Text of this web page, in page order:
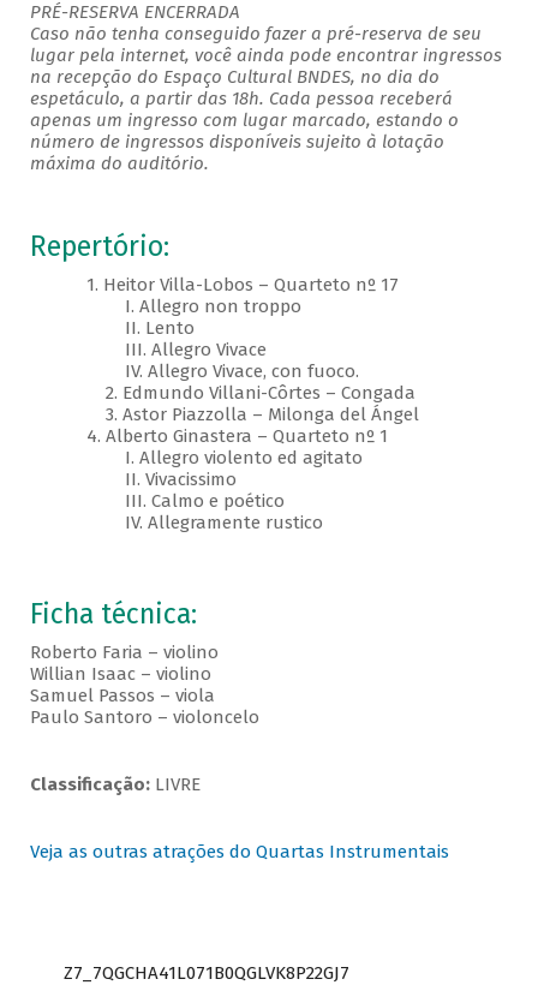
PRÉ-RESERVA ENCERRADA
Caso não tenha conseguido fazer a pré-reserva de seu
lugar pela internet, você ainda pode encontrar ingressos
na recepção do Espaço Cultural BNDES, no dia do
espetáculo, a partir das 18h. Cada pessoa receberá
apenas um ingresso com lugar marcado, estando o
número de ingressos disponíveis sujeito à lotação
máxima do auditório.
Repertório:
1. Heitor Villa-Lobos – Quarteto nº 17
I. Allegro non troppo
II. Lento
III. Allegro Vivace
IV. Allegro Vivace, con fuoco.
2. Edmundo Villani-Côrtes – Congada
3. Astor Piazzolla – Milonga del Ángel
4. Alberto Ginastera – Quarteto nº 1
I. Allegro violento ed agitato
II. Vivacissimo
III. Calmo e poético
IV. Allegramente rustico
Ficha técnica:
Roberto Faria – violino
Willian Isaac – violino
Samuel Passos – viola
Paulo Santoro – violoncelo
Classificação:LIVRE
Veja as outras atrações do Quartas Instrumentais
Z7_7QGCHA41L071B0QGLVK8P22GJ7